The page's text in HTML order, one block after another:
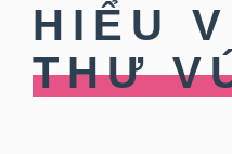
HIỂU
THƯ